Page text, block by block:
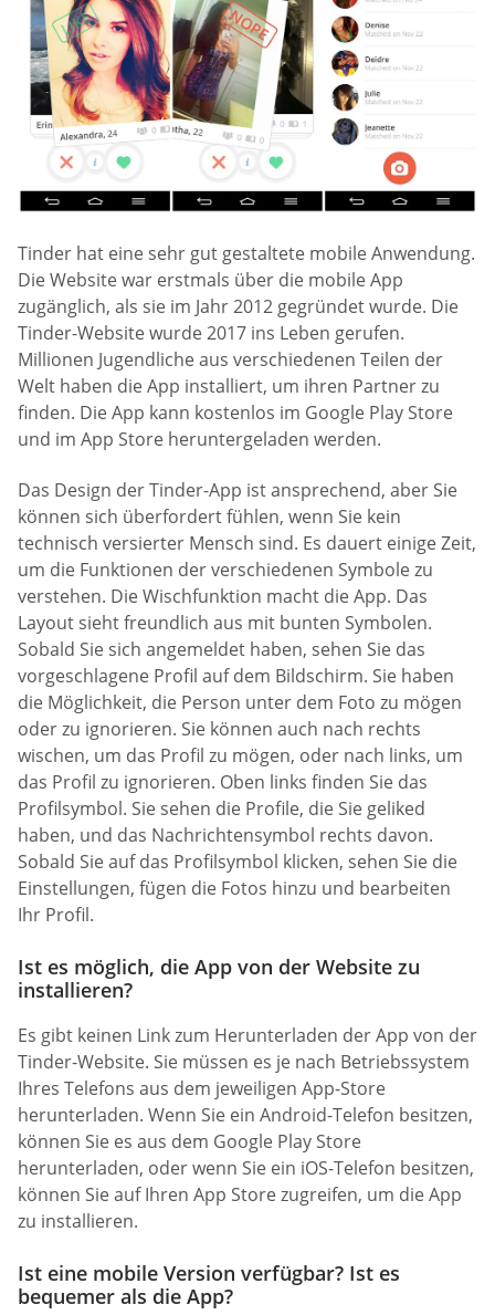
Tinder hat eine sehr gut gestaltete mobile Anwendung.
Die Website war erstmals über die mobile App
zugänglich, als sie im Jahr 2012 gegründet wurde. Die
Tinder-Website wurde 2017 ins Leben gerufen.
Millionen Jugendliche aus verschiedenen Teilen der
Welt haben die App installiert, um ihren Partner zu
finden. Die App kann kostenlos im Google Play Store
und im App Store heruntergeladen werden.
Das Design der Tinder-App ist ansprechend, aber Sie
können sich überfordert fühlen, wenn Sie kein
technisch versierter Mensch sind. Es dauert einige Zeit,
um die Funktionen der verschiedenen Symbole zu
verstehen. Die Wischfunktion macht die App. Das
Layout sieht freundlich aus mit bunten Symbolen.
Sobald Sie sich angemeldet haben, sehen Sie das
vorgeschlagene Profil auf dem Bildschirm. Sie haben
die Möglichkeit, die Person unter dem Foto zu mögen
oder zu ignorieren. Sie können auch nach rechts
wischen, um das Profil zu mögen, oder nach links, um
das Profil zu ignorieren. Oben links finden Sie das
Profilsymbol. Sie sehen die Profile, die Sie geliked
haben, und das Nachrichtensymbol rechts davon.
Sobald Sie auf das Profilsymbol klicken, sehen Sie die
Einstellungen, fügen die Fotos hinzu und bearbeiten
Ihr Profil.
Ist es möglich, die App von der Website zu
installieren?
Es gibt keinen Link zum Herunterladen der App von der
Tinder-Website. Sie müssen es je nach Betriebssystem
Ihres Telefons aus dem jeweiligen App-Store
herunterladen. Wenn Sie ein Android-Telefon besitzen,
können Sie es aus dem Google Play Store
herunterladen, oder wenn Sie ein iOS-Telefon besitzen,
können Sie auf Ihren App Store zugreifen, um die App
zu installieren.
Ist eine mobile Version verfügbar? Ist es
bequemer als die App?